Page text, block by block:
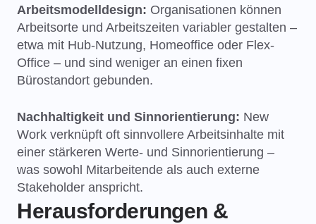
Arbeitsmodelldesign: Organisationen können
Arbeitsorte und Arbeitszeiten variabler gestalten –
etwa mit Hub-Nutzung, Homeoffice oder Flex-
Office – und sind weniger an einen fixen
Bürostandort gebunden.
Nachhaltigkeit und Sinnorientierung: New
Work verknüpft oft sinnvollere Arbeitsinhalte mit
einer stärkeren Werte- und Sinnorientierung –
was sowohl Mitarbeitende als auch externe
Stakeholder anspricht.
Herausforderungen &